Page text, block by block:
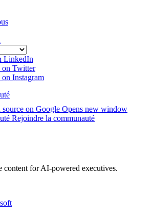
LinkedIn
Twitter
Instagram
source on Google Opens new window
Rejoindre la communauté
content for AI-powered executives.